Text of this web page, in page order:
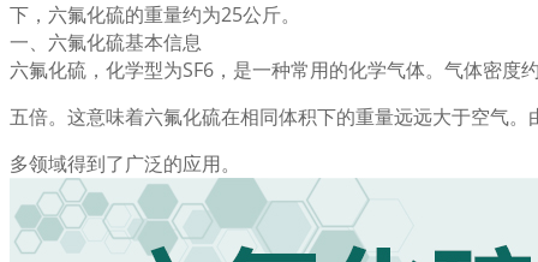
下，六氟化硫的重量约为25公斤。
一、六氟化硫基本信息
六氟化硫，化学型为SF6，是一种常用的化学气体。气体密度
五倍。这意味着六氟化硫在相同体积下的重量远远大于空气
多领域得到了广泛的应用。